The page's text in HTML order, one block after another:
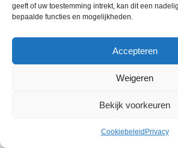
geeft of uw toestemming intrekt, kan dit een
bepaalde functies en mogelijkheden.
Accepteren
Weigeren
Bekijk voorkeuren
Cookiebeleid Privacy
🛒